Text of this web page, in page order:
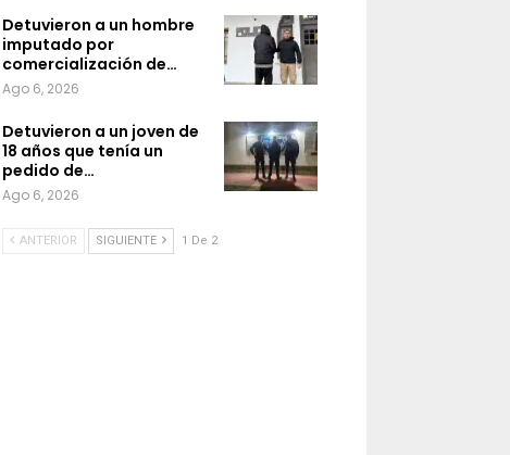
Detuvieron a un hombre
imputado por
comercialización de…
Ago 6, 2026
Detuvieron a un joven de
18 años que tenía un
pedido de…
Ago 6, 2026
ANTERIOR SIGUIENTE 1 De 2